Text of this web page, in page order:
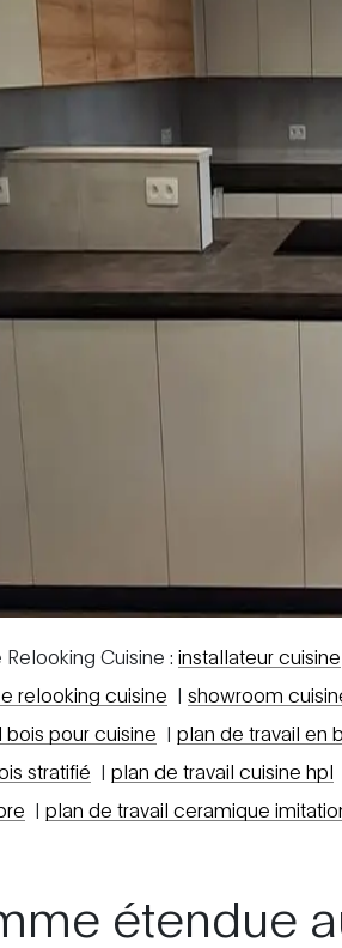
Cuisine : installateur cuisine
relooking cuisine | showroom
bois pour cuisine | plan de travail en
stratifié | plan de travail cuisine hpl
| plan de travail ceramique
étendue